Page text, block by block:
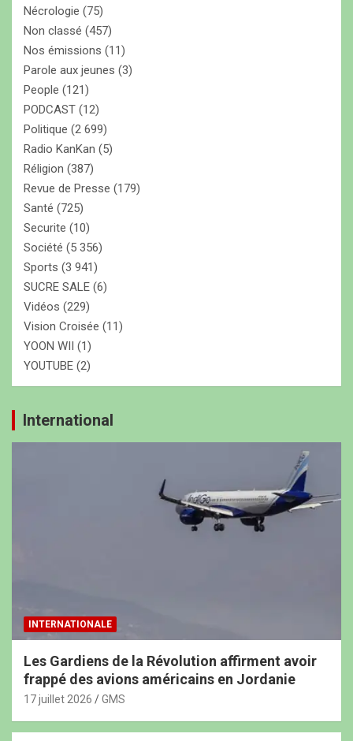
Nécrologie (75)
Non classé (457)
Nos émissions (11)
Parole aux jeunes (3)
People (121)
PODCAST (12)
Politique (2 699)
Radio KanKan (5)
Réligion (387)
Revue de Presse (179)
Santé (725)
Securite (10)
Société (5 356)
Sports (3 941)
SUCRE SALE (6)
Vidéos (229)
Vision Croisée (11)
YOON WII
(1)
YOUTUBE (2)
International
INTERNATIONALE
Les Gardiens de la Révolution affirment avoir
frappé des avions américains en Jordanie
17 juillet 2026 GMS